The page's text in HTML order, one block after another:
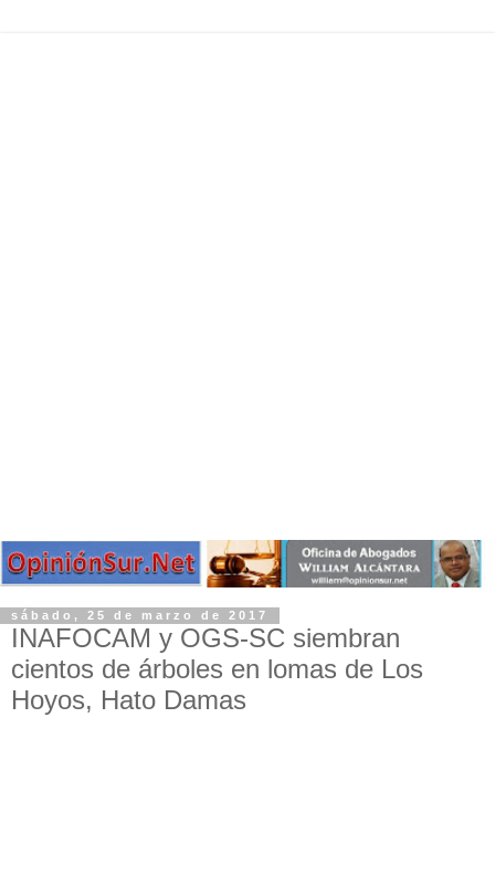
sábado, 25 de marzo de 2017
INAFOCAM y OGS-SC siembran
cientos de árboles en lomas de Los
Hoyos, Hato Damas